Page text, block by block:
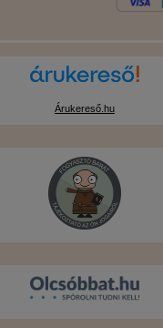
Árukereső.hu